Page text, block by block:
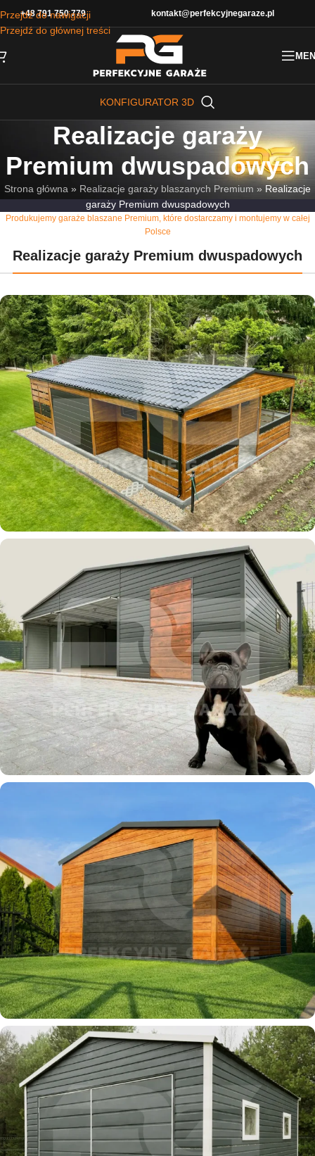
Przejdź do nawigacji
Przejdź do głównej treści
+48 791 750 779 kontakt@perfekcyjnegaraze.pl
KONFIGURATOR 3D
Realizacje garaży
Premium dwuspadowych
Strona główna » Realizacje garaży blaszanych Premium » Realizacje
garaży Premium dwuspadowych
Produkujemy garaże blaszane Premium, które dostarczamy i montujemy w całej
Polsce
Realizacje garaży Premium dwuspadowych